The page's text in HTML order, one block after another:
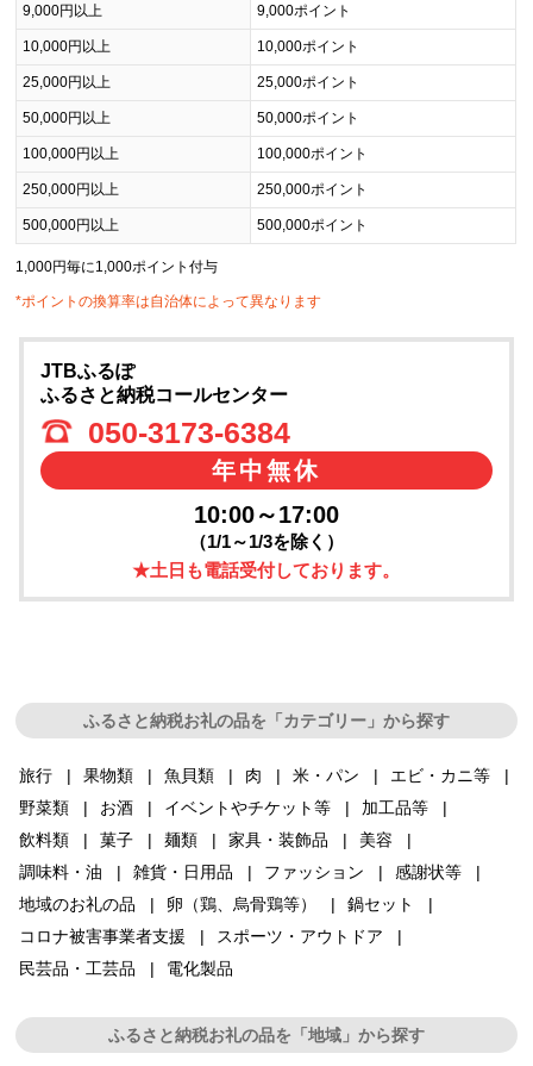
9,000円以上 9,000ポイント
10,000円以上 10,000ポイント
25,000円以上 25,000ポイント
50,000円以上 50,000ポイント
100,000円以上 100,000ポイント
250,000円以上 250,000ポイント
500,000円以上 500,000ポイント
1,000円毎に1,000ポイント付与
*ポイントの換算率は自治体によって異なります
JTBふるぽ
ふるさと納税コールセンター
050-3173-6384
年中無休
10:00～17:00
（1/1～1/3を除く）
★土日も電話受付しております。
ふるさと納税お礼の品を「カテゴリー」から探す
旅行 果物類 魚貝類 肉 米・パン
エビ・カニ等
野菜類
お酒 イベントやチケット等
加工品等
飲料類
菓子 麺類 家具・装飾品
美容
調味料・油
雑貨・日用品 ファッション
感謝状等
地域のお礼の品
卵（鶏、烏骨鶏等）
鍋セット
コロナ被害事業者支援
スポーツ・アウトドア
民芸品・工芸品
電化製品
ふるさと納税お礼の品を「地域」から探す